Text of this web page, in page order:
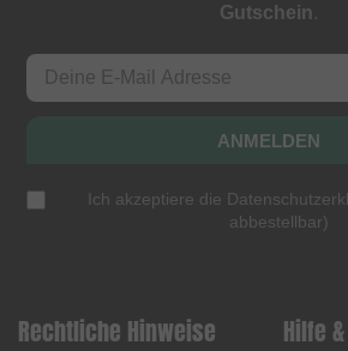
Gutschein.
ANMELDEN
Ich akzeptiere die
abbestellbar)
Rechtliche Hinweise Hilfe